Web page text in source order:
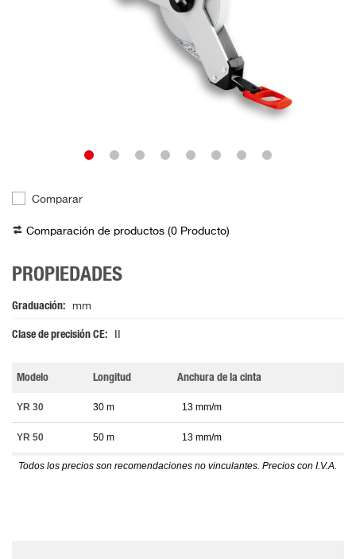
Comparar
Comparación de productos (0 Producto)
PROPIEDADES
Graduación mm
Clase de precisión CE
Modelo Longitud Anchura de la cinta
YR 30 30 m 13 mm/m
YR 50 50 m 13 mm/m
Todos los precios son recomendaciones no vinculantes. Precios con I.V.A.